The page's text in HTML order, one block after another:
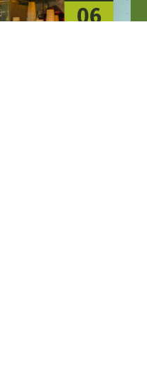
06